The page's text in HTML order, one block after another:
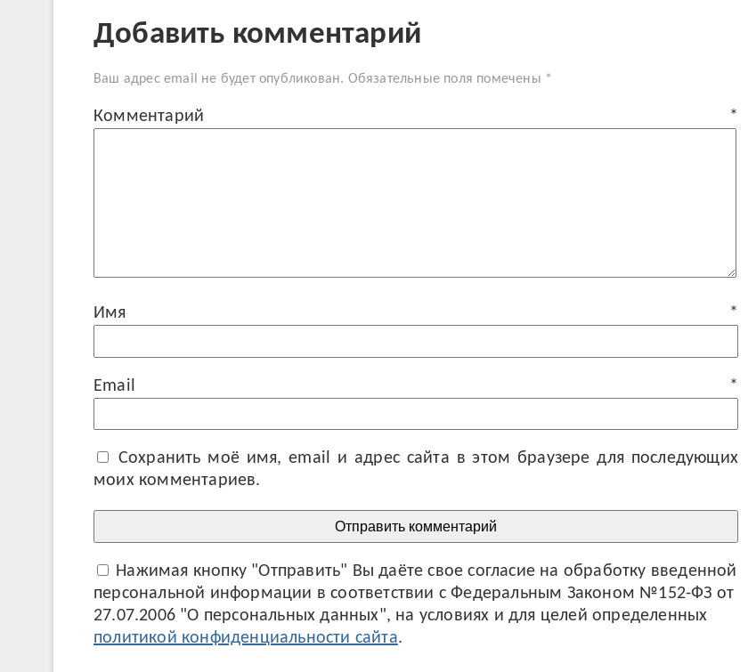
Добавить комментарий
Ваш адрес email не будет опубликован. Обязательные поля помечены *
Комментарий *
Имя *
Email *
Сохранить моё имя, email и адрес сайта в этом браузере для последующих
моих комментариев.
Нажимая кнопку "Отправить" Вы даёте свое согласие на обработку введенной
персональной информации в соответствии с Федеральным Законом №152-ФЗ от
27.07.2006 "О персональных данных", на условиях и для целей определенных
политикой конфиденциальности сайта.